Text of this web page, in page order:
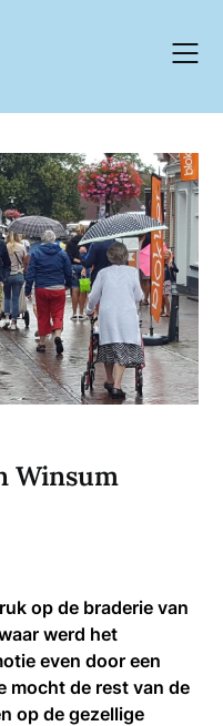
Winsum
op de braderie van
werd het
even door een
mocht de rest van de
op de gezellige